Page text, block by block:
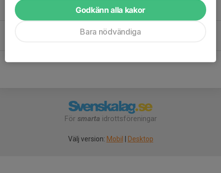
Julius Junhammar
För smarta idrottsföreningar
Välj version: Mobil Desktop
Godkänn alla kakor
Bara nödvändiga